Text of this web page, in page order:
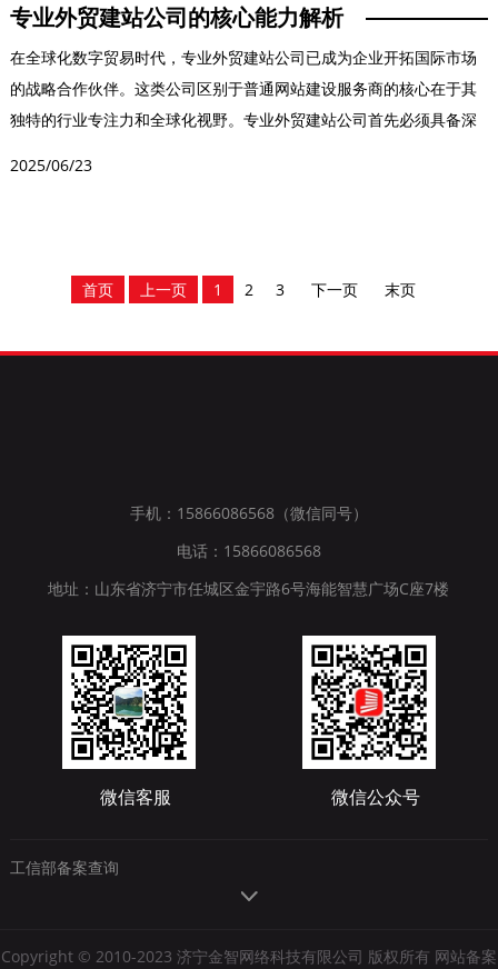
专业外贸建站公司的核心能力解析
在全球化数字贸易时代，专业外贸建站公司已成为企业开拓国际市场
的战略合作伙伴。这类公司区别于普通网站建设服务商的核心在于其
独特的行业专注力和全球化视野。专业外贸建站公司首先必须具备深
2025/06/23
首页 上一页 1 2 3 下一页 末页
手机：15866086568（微信同号）
电话：15866086568
地址：山东省济宁市任城区金宇路6号海能智慧广场C座7楼
微信客服 微信公众号
工信部备案查询
Copyright © 2010-2023 济宁金智网络科技有限公司 版权所有 网站备案